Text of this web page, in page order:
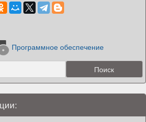
Программное обеспечение